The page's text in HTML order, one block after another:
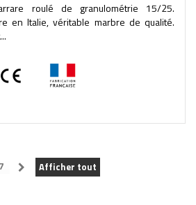
roulé de granulométrie 15/25.
en Italie, véritable marbre de qualité.
Afficher tout